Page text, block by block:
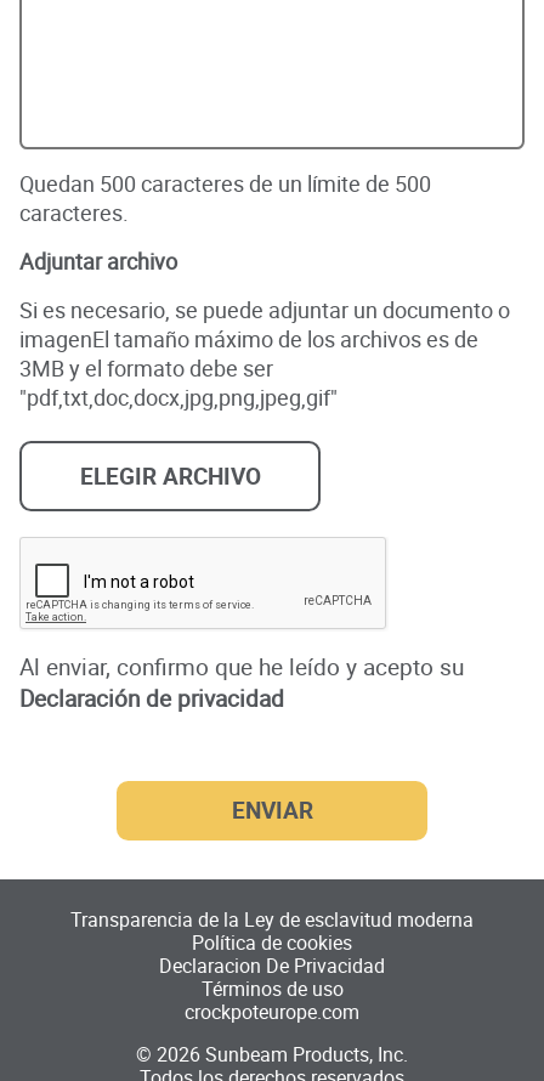
Quedan 500 caracteres de un límite de 500
caracteres.
Adjuntar archivo
Si es necesario, se puede adjuntar un documento o
imagenEl tamaño máximo de los archivos es de
3MB y el formato debe ser
"pdf,txt,doc,docx,jpg,png,jpeg,gif"
ELEGIR ARCHIVO
Al enviar, confirmo que he leído y acepto su
Declaración de privacidad
© 2026Sunbeam Products, Inc.
Transparencia de la Ley de esclavitud moderna
Política de cookies
Declaracion De Privacidad
Términos de uso
crockpoteurope.com